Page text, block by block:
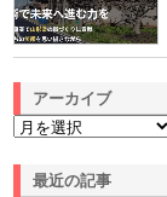
アーカイブ
最近の記事